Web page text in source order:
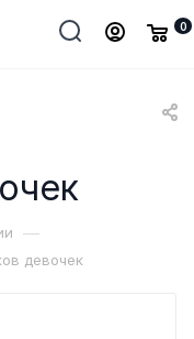
0
—
девочек